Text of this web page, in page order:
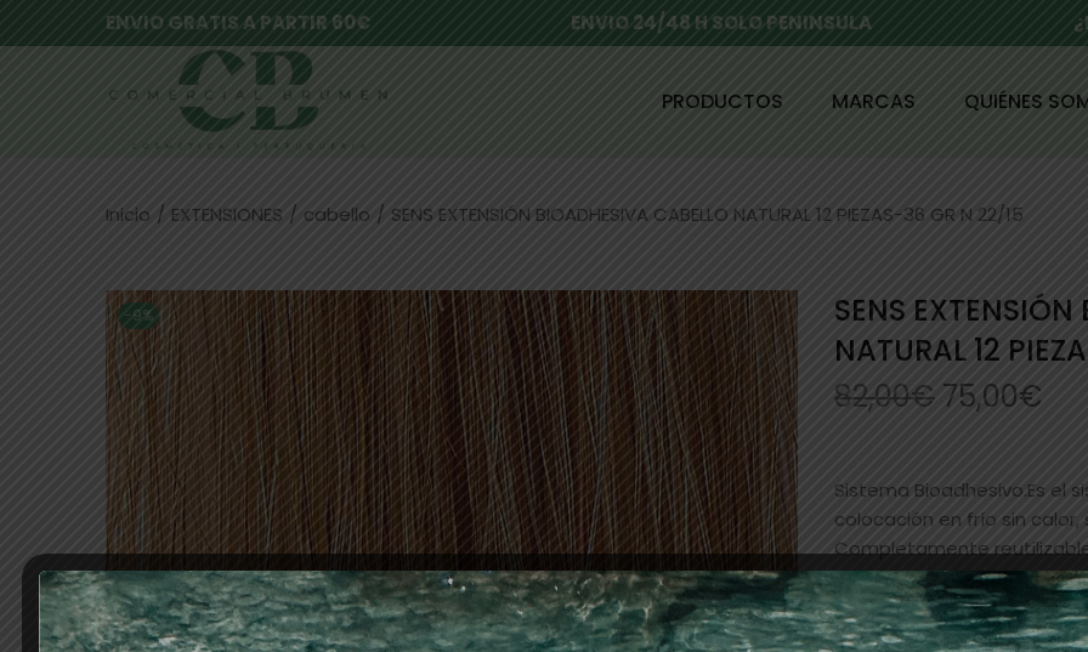
ENVIO GRATIS A PARTIR 60€ ENVIO 24/48 H SOLO PENINSULA
PRODUCTOS MARCAS QUIÉNES
Inicio / EXTENSIONES / cabello / SENS EXTENSIÓN BIOADHESIVA CABELLO NATURAL 12 PIEZAS-36 GR N 22/15
-9%
SENS
NATURAL 12
82,00€ 75,00€
Sistema Bioadhesivo.Es el
colocación en frío sin
Completamente
cuidado adecuado.Muy
retirar, dejando un cabello
ahorra tiempo y dinero en